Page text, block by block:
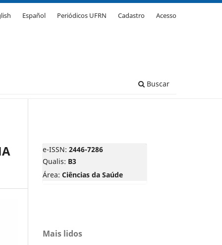
Buscar
Español Periódicos UFRN Cadastro Acesso
e-ISSN: 2446-7286
Qualis: B3
Área: Ciências da Saúde
Mais lidos